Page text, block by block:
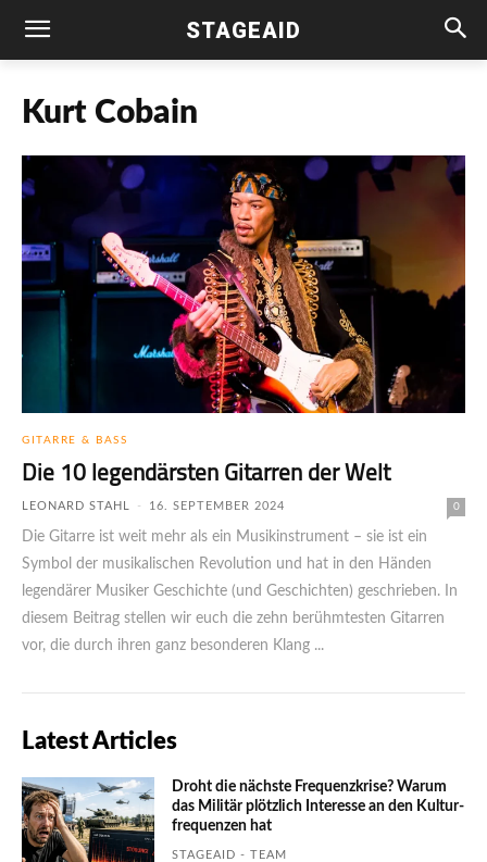
STAGEAID
Kurt Cobain
GITARRE & BASS
Die 10 legendärsten Gitarren der Welt
LEONARD STAHL - 16. SEPTEMBER 2024 0
Die Gitarre ist weit mehr als ein Musikinstrument – sie ist ein
Symbol der musikalischen Revolution und hat in den Händen
legendärer Musiker Geschichte (und Geschichten) geschrieben. In
diesem Beitrag stellen wir euch die zehn berühmtesten Gitarren
vor, die durch ihren ganz besonderen Klang ...
Latest Articles
Droht die nächste Frequenzkrise? Warum
das Mili­tär plötzlich Inte­resse an den Kultur­
fre­quen­zen hat
STAGEAID - TEAM